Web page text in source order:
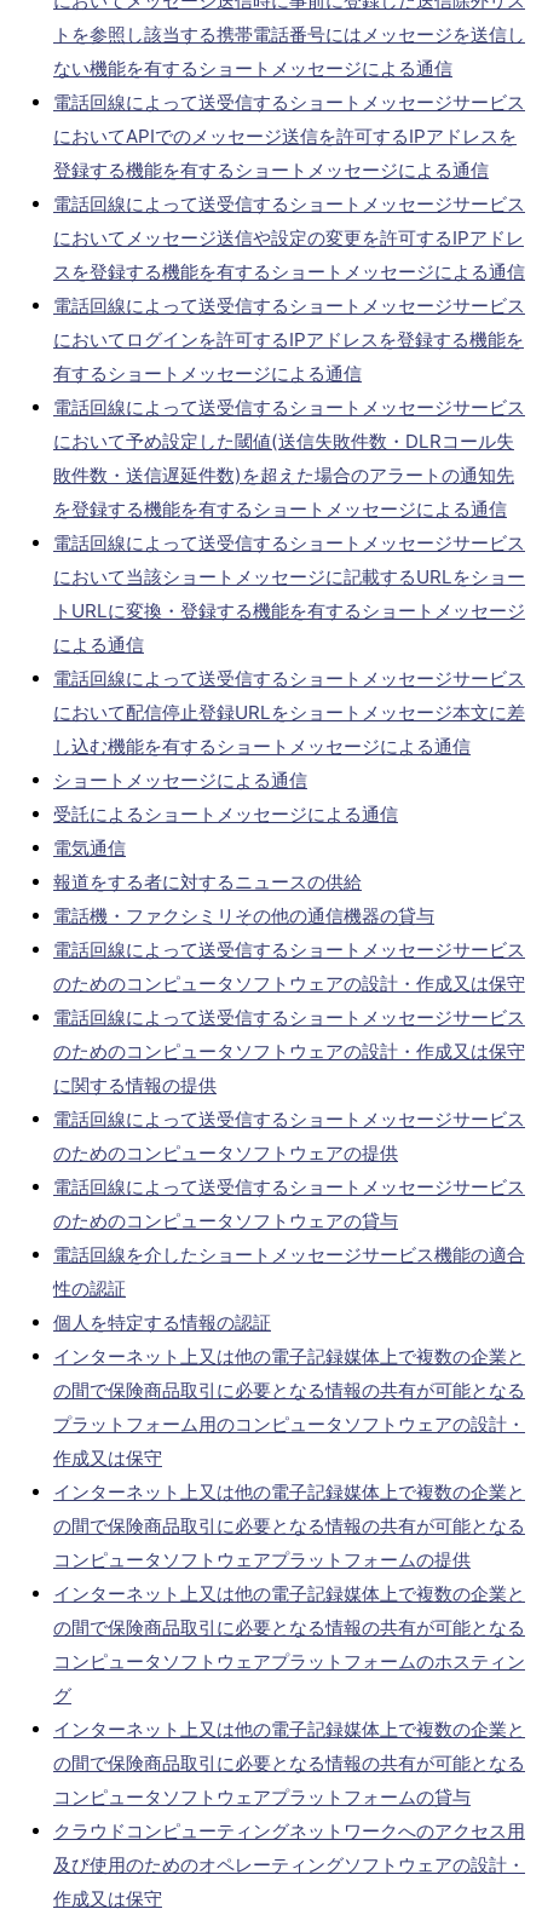
トを参照し該当する携帯電話番号にはメッセージを送信し
ない機能を有するショートメッセージによる通信
電話回線によって送受信するショートメッセージサービス
においてAPIでのメッセージ送信を許可するIPアドレスを
登録する機能を有するショートメッセージによる通信
電話回線によって送受信するショートメッセージサービス
においてメッセージ送信や設定の変更を許可するIPアドレ
スを登録する機能を有するショートメッセージによる通信
電話回線によって送受信するショートメッセージサービス
においてログインを許可するIPアドレスを登録する機能を
有するショートメッセージによる通信
電話回線によって送受信するショートメッセージサービス
において予め設定した閾値(送信失敗件数・DLRコール失
敗件数・送信遅延件数)を超えた場合のアラートの通知先
を登録する機能を有するショートメッセージによる通信
電話回線によって送受信するショートメッセージサービス
において当該ショートメッセージに記載するURLをショー
トURLに変換・登録する機能を有するショートメッセージ
による通信
電話回線によって送受信するショートメッセージサービス
において配信停止登録URLをショートメッセージ本文に差
し込む機能を有するショートメッセージによる通信
ショートメッセージによる通信
受託によるショートメッセージによる通信
電気通信
報道をする者に対するニュースの供給
電話機・ファクシミリその他の通信機器の貸与
電話回線によって送受信するショートメッセージサービス
のためのコンピュータソフトウェアの設計・作成又は保守
電話回線によって送受信するショートメッセージサービス
のためのコンピュータソフトウェアの設計・作成又は保守
に関する情報の提供
電話回線によって送受信するショートメッセージサービス
のためのコンピュータソフトウェアの提供
電話回線によって送受信するショートメッセージサービス
のためのコンピュータソフトウェアの貸与
電話回線を介したショートメッセージサービス機能の適合
性の認証
個人を特定する情報の認証
インターネット上又は他の電子記録媒体上で複数の企業と
の間で保険商品取引に必要となる情報の共有が可能となる
プラットフォーム用のコンピュータソフトウェアの設計・
作成又は保守
インターネット上又は他の電子記録媒体上で複数の企業と
の間で保険商品取引に必要となる情報の共有が可能となる
コンピュータソフトウェアプラットフォームの提供
インターネット上又は他の電子記録媒体上で複数の企業と
の間で保険商品取引に必要となる情報の共有が可能となる
コンピュータソフトウェアプラットフォームのホスティン
グ
インターネット上又は他の電子記録媒体上で複数の企業と
の間で保険商品取引に必要となる情報の共有が可能となる
コンピュータソフトウェアプラットフォームの貸与
クラウドコンピューティングネットワークへのアクセス用
及び使用のためのオペレーティングソフトウェアの設計・
作成又は保守